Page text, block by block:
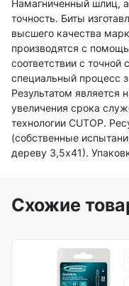
Намагниченный шлиц,
точность. Биты
высшего качества
производятся с
соответствии с точной
специальный процесс
Результатом является
увеличения срока
технологии CUTOP.
(собственные
дереву 3,5х41).
Схожие